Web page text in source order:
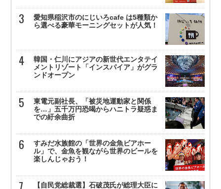
愛知県稲沢市のにじいろcafe は5種類か
ら選べる豪華モーニングセットが人気！
韓国・仁川にアジアの新世代エンタテイ
メントリゾート「インスパイア」がグラ
ンドオープン
東電元副社長、「被災地運動家と関係
を…」五千万円恐喝からハニトラ疑惑ま
での紆余曲折
すみだ水族館の「世界の金魚ビアホー
ル」で、金魚を観ながら世界のビールを
楽しんじゃおう！
【自民党総裁選】石破茂氏が総理大臣に